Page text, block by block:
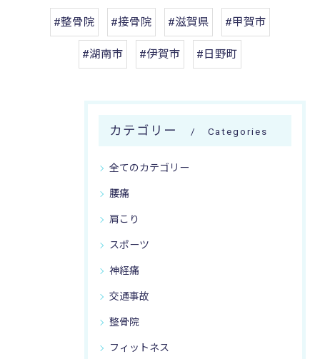
#整骨院 #接骨院 #滋賀県 #甲賀市
#湖南市 #伊賀市 #日野町
カテゴリー Categories
全てのカテゴリー
腰痛
肩こり
スポーツ
神経痛
交通事故
整骨院
フィットネス